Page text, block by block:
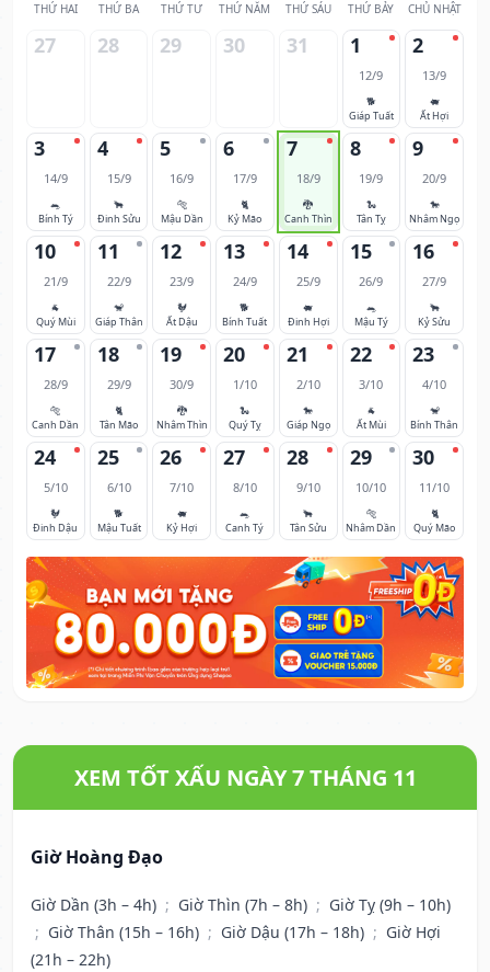
THỨ HAI THỨ BA THỨ TƯ THỨ NĂM THỨ SÁU THỨ BẢY CHỦ NHẬT
27 28 29 30 31 1
12/9
🐕
Giáp Tuất
2
13/9
🐖
Ất Hợi
3
14/9
🐀
Bính Tý
4
15/9
🐂
Đinh Sửu
5
16/9
🐅
Mậu Dần
6
17/9
🐈
Kỷ Mão
7
18/9
🐉
Canh Thìn
8
19/9
🐍
Tân Tỵ
9
20/9
🐎
Nhâm Ngọ
10
21/9
🐐
Quý Mùi
11
22/9
🐒
Giáp Thân
12
23/9
🐓
Ất Dậu
13
24/9
🐕
Bính Tuất
14
25/9
🐖
Đinh Hợi
15
26/9
🐀
Mậu Tý
16
27/9
🐂
Kỷ Sửu
17
28/9
🐅
Canh Dần
18
29/9
🐈
Tân Mão
19
30/9
🐉
Nhâm Thìn
20
1/10
🐍
Quý Tỵ
21
2/10
🐎
Giáp Ngọ
22
3/10
🐐
Ất Mùi
23
4/10
🐒
Bính Thân
24
5/10
🐓
Đinh Dậu
25
6/10
🐕
Mậu Tuất
26
7/10
🐖
Kỷ Hợi
27
8/10
🐀
Canh Tý
28
9/10
🐂
Tân Sửu
29
10/10
🐅
Nhâm Dần
30
11/10
🐈
Quý Mão
XEM TỐT XẤU NGÀY 7 THÁNG 11
Giờ Hoàng Đạo
Giờ Dần (3h – 4h) ; Giờ Thìn (7h – 8h) ; Giờ Tỵ (9h – 10h)
; Giờ Thân (15h – 16h) ; Giờ Dậu (17h – 18h) ; Giờ Hợi
(21h – 22h)